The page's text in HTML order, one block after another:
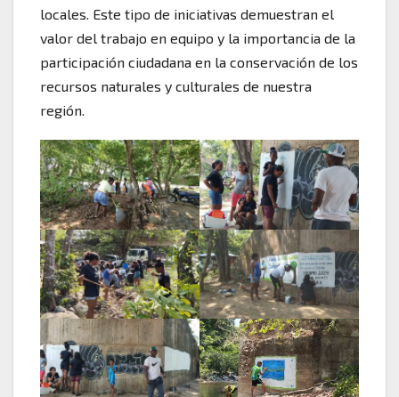
locales. Este tipo de iniciativas demuestran el
valor del trabajo en equipo y la importancia de la
participación ciudadana en la conservación de los
recursos naturales y culturales de nuestra
región.